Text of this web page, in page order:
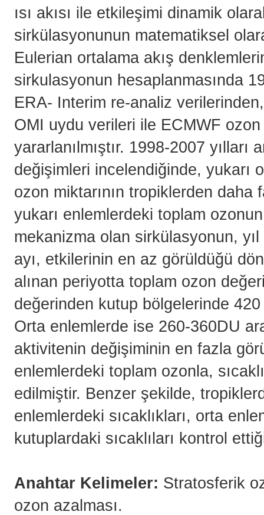
ısı akısı ile etkileşimi dinamik
sirkülasyonunun matematiksel
Eulerian ortalama akış
sirkulasyonun hesaplanmasında
ERA- Interim re-analiz
OMI uydu verileri ile ECMWF
yararlanılmıştır. 1998-2007 yılları
değişimleri incelendiğinde, yukarı
ozon miktarının tropiklerden
yukarı enlemlerdeki toplam
mekanizma olan sirkülasyonun,
ayı, etkilerinin en az görüldüğü
alınan periyotta toplam ozon
değerinden kutup bölgelerinde
Orta enlemlerde ise 260-360DU
aktivitenin değişiminin en fazla
enlemlerdeki toplam ozonla,
edilmiştir. Benzer şekilde,
enlemlerdeki sıcaklıkları, orta
kutuplardaki sıcaklıları kontrol
Anahtar Kelimeler: Stratosferik
ozon azalması.